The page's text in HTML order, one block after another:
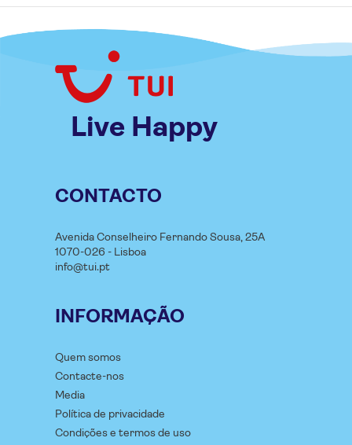
Live Happy
CONTACTO
Avenida Conselheiro Fernando Sousa, 25A
1070-026 - Lisboa
info@tui.pt
INFORMAÇÃO
Quem somos
Contacte-nos
Media
Política de privacidade
Condições e termos de uso